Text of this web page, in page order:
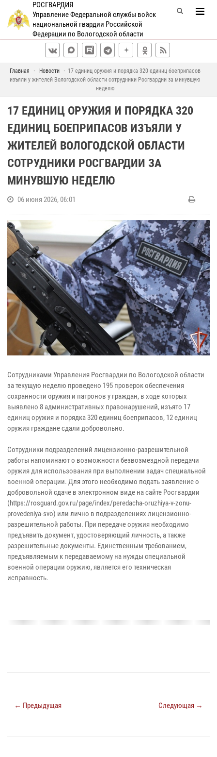
РОСГВАРДИЯ
Управление Федеральной службы войск
национальной гвардии Российской
Федерации по Вологодской области
Главная Новости
17 единиц оружия и порядка 320 единиц боеприпасов
изъяли у жителей Вологодской области сотрудники Росгвардии за минувшую
неделю
17 ЕДИНИЦ ОРУЖИЯ И ПОРЯДКА 320
ЕДИНИЦ БОЕПРИПАСОВ ИЗЪЯЛИ У
ЖИТЕЛЕЙ ВОЛОГОДСКОЙ ОБЛАСТИ
СОТРУДНИКИ РОСГВАРДИИ ЗА
МИНУВШУЮ НЕДЕЛЮ
06 июня 2026, 06:01
Сотрудниками Управления Росгвардии по Вологодской области
за текущую неделю проведено 195 проверок обеспечения
сохранности оружия и патронов у граждан, в ходе которых
выявлено 8 административных правонарушений, изъято 17
единиц оружия и порядка 320 единиц боеприпасов, 12 единиц
оружия граждане сдали добровольно.
Сотрудники подразделений лицензионно-разрешительной
работы напоминают о возможности безвозмездной передачи
оружия для использования при выполнении задач специальной
военной операции. Для этого необходимо подать заявление о
добровольной сдаче в электронном виде на сайте Росгвардии
(https://rosguard.gov.ru/page/index/peredacha-oruzhiya-v-zonu-
provedeniya-svo) или лично в подразделениях лицензионно-
разрешительной работы. При передаче оружия необходимо
предъявить документ, удостоверяющий личность, а также
разрешительные документы. Единственным требованием,
предъявляемым к передаваемому на нужды специальной
военной операции оружию, является его техническая
исправность.
← Предыдущая Следующая →